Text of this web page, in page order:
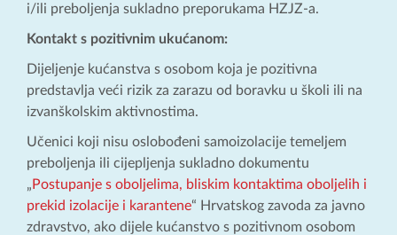
i/ili preboljenja sukladno preporukama HZJZ-a.
Kontakt s pozitivnim ukućanom:
Dijeljenje kućanstva s osobom koja je pozitivna
predstavlja veći rizik za zarazu od boravku u školi ili na
izvanškolskim aktivnostima.
Učenici koji nisu oslobođeni samoizolacije temeljem
preboljenja ili cijepljenja sukladno dokumentu
„ Postupanje s oboljelima, bliskim kontaktima oboljelih i
prekid izolacije i karantene“ Hrvatskog zavoda za javno
zdravstvo, ako dijele kućanstvo s pozitivnom osobom